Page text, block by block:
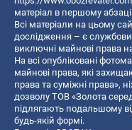
матеріал в першому
Всі матеріали на цьому
дослідження – є
виключні майнові права
На всі опубліковані
майнові права, які
права та суміжні права»,
дозволу ТОВ «Золота
підлягають подальшому
будь-якій формі.